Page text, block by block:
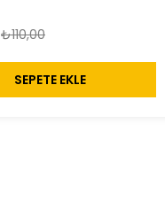
₺110,00
SEPETE EKLE